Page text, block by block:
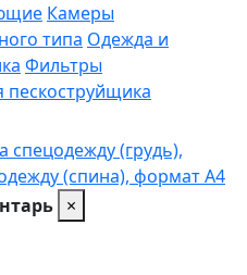
Камеры
типа Одежда и
Фильтры
спецодежду (грудь),
(спина), формат А4
×